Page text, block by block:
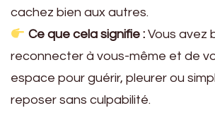
cachez bien aux autres.
Ce que cela signifie :Vous avez
reconnecter à vous-même et de
espace pour guérir, pleurer ou
reposer sans culpabilité.